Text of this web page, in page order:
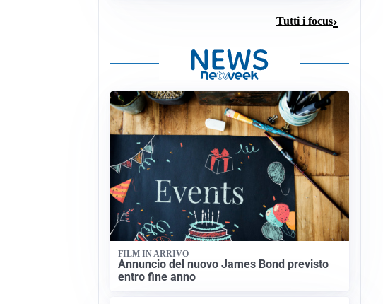
Tutti i focus
FILM IN ARRIVO
Annuncio del nuovo James Bond previsto
entro fine anno